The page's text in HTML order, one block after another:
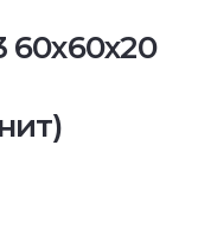
60x60x20